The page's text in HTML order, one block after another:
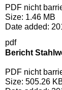
PDF nicht
Size: 1.46 MB
Date added:
pdf
Bericht
PDF nicht
Size: 505.26